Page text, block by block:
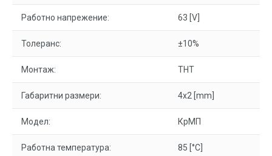
Работно напрежение: 63 [V]
Толеранс: ±10%
Монтаж: THT
Габаритни размери: 4x2 [mm]
Модел: КрМП
Работна температура: 85 [°C]